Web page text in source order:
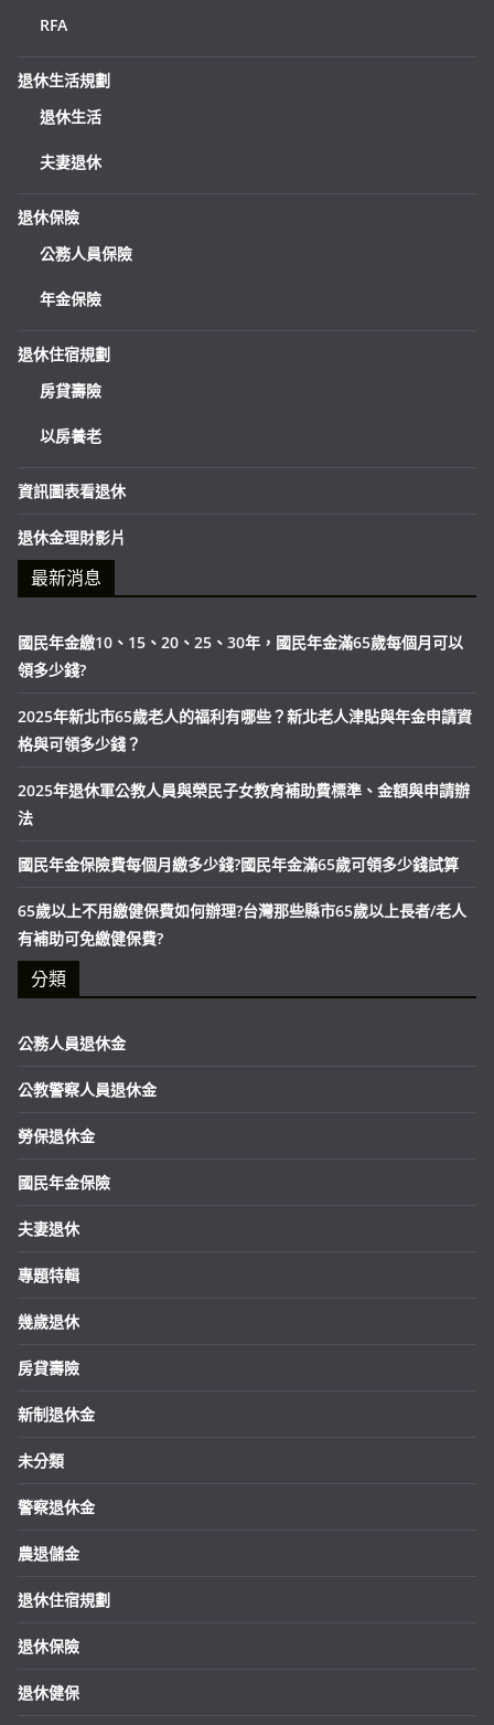
RFA
退休生活規劃
退休生活
夫妻退休
退休保險
公務人員保險
年金保險
退休住宿規劃
房貸壽險
以房養老
資訊圖表看退休
退休金理財影片
最新消息
國民年金繳10、15、20、25、30年，國民年金滿65歲每個月可以
領多少錢?
2025年新北市65歲老人的福利有哪些？新北老人津貼與年金申請資
格與可領多少錢？
2025年退休軍公教人員與榮民子女教育補助費標準、金額與申請辦
法
國民年金保險費每個月繳多少錢?國民年金滿65歲可領多少錢試算
65歲以上不用繳健保費如何辦理?台灣那些縣市65歲以上長者/老人
有補助可免繳健保費?
分類
公務人員退休金
公教警察人員退休金
勞保退休金
國民年金保險
夫妻退休
專題特輯
幾歲退休
房貸壽險
新制退休金
未分類
警察退休金
農退儲金
退休住宿規劃
退休保險
退休健保